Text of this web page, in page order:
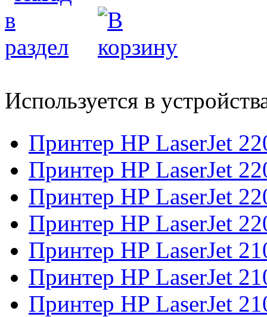
Используется в
Принтер HP LaserJet
Принтер HP LaserJet
Принтер HP LaserJet
Принтер HP LaserJet
Принтер HP LaserJet
Принтер HP LaserJet
Принтер HP LaserJet